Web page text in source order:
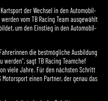
der Wechsel in den Automobil-
vom TB Racing Team ausgewählt
um den Einstieg in den Automobil-
die bestmögliche Ausbildung
sagt TB Racing Teamchef
viele Jahre. Für den nächsten Schritt
einen Partner, der genau das